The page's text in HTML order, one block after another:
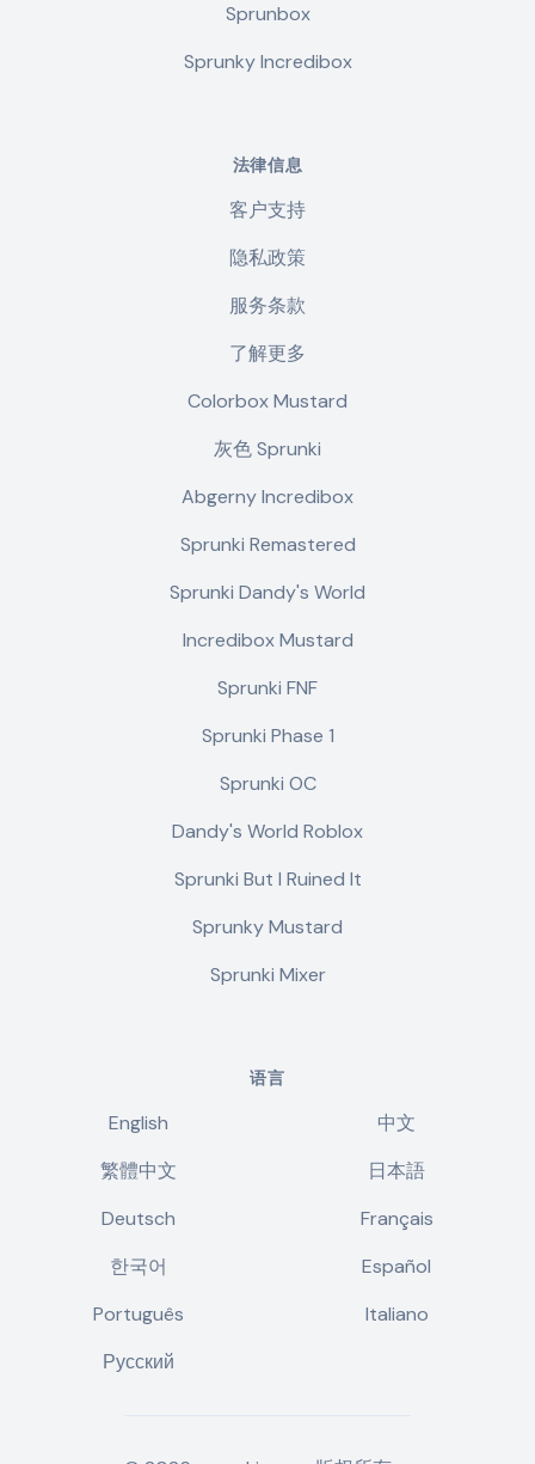
Sprunbox
Sprunky Incredibox
法律信息
客户支持
隐私政策
服务条款
了解更多
Colorbox Mustard
灰色 Sprunki
Abgerny Incredibox
Sprunki Remastered
Sprunki Dandy's World
Incredibox Mustard
Sprunki FNF
Sprunki Phase 1
Sprunki OC
Dandy's World Roblox
Sprunki But I Ruined It
Sprunky Mustard
Sprunki Mixer
语言
English
中文
繁體中文
日本語
Deutsch
Français
한국어
Español
Português
Italiano
Русский